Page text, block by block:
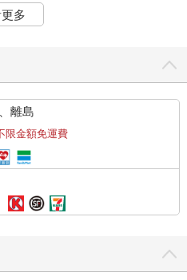
的人，都長在他的背上。
。
然。
阻擋用具的滅火器朝殺人魔臉
能阻止殺人魔的行動。
線的遮蔽絲毫不影響他殺人，
個紅色鋼瓶破開白霧迎面砸
在地。
人魔前進，而是想趁著視線不
聲，一面互相擁抱，一面感謝莊
多
離島
限金額免運費